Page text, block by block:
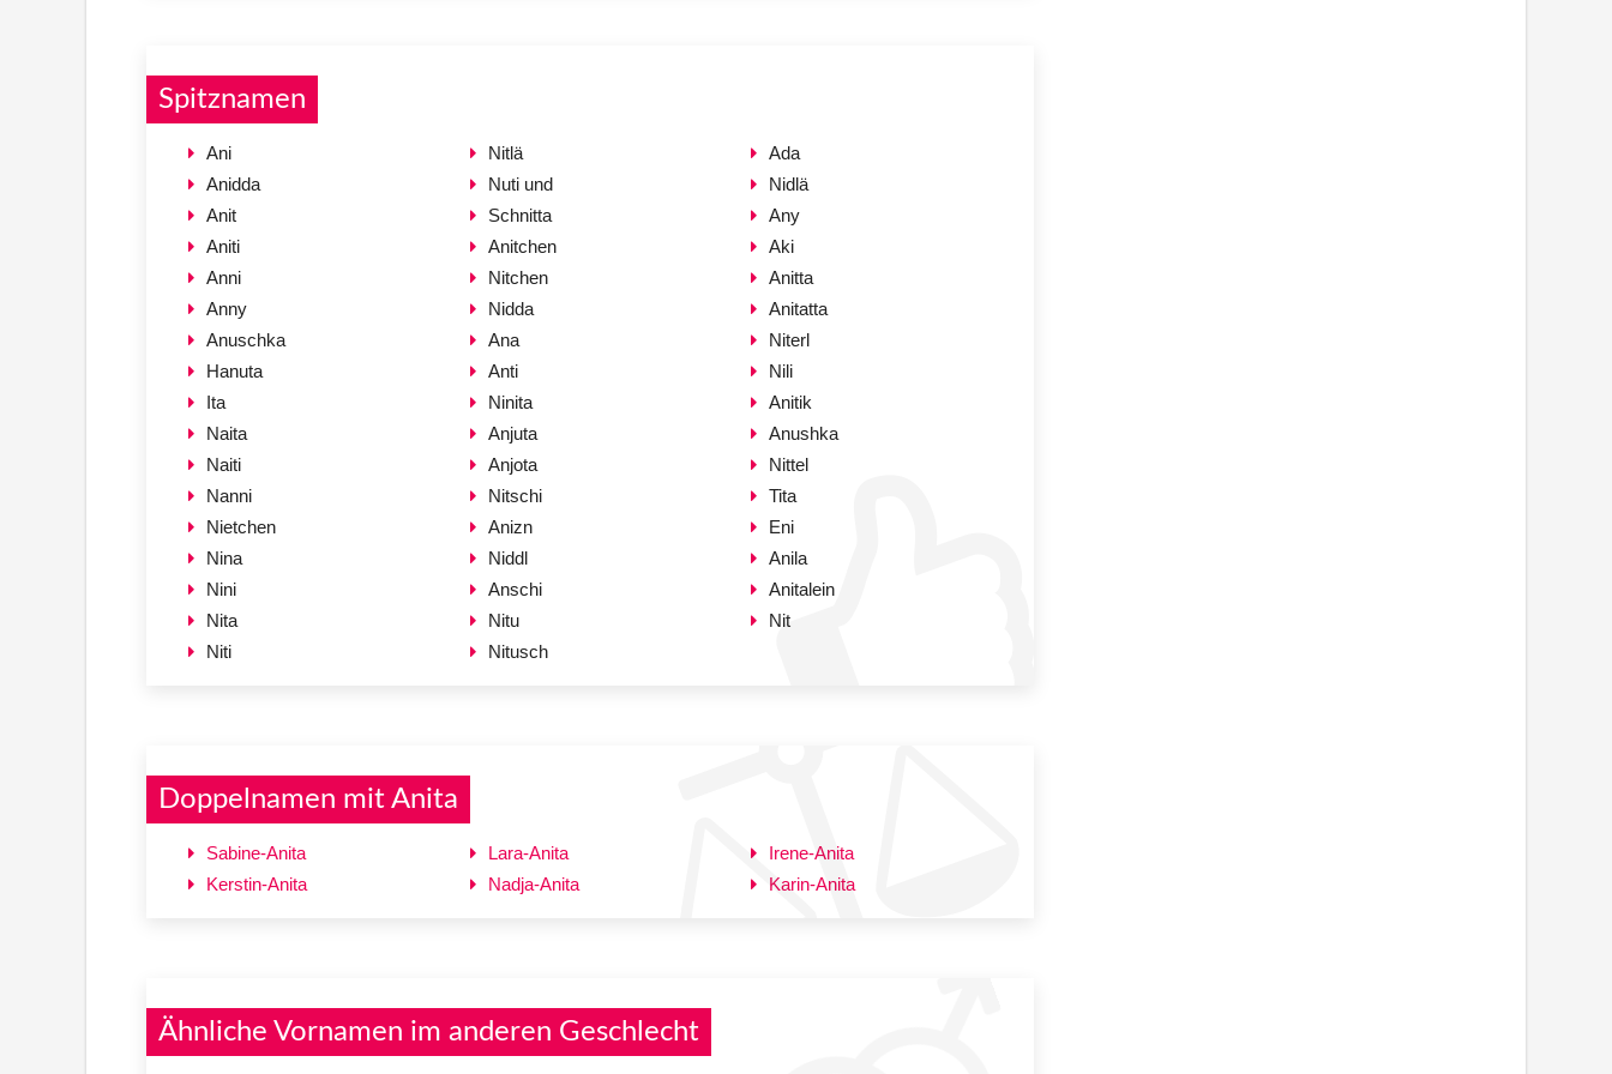
Spitznamen
Ani
Anidda
Anit
Aniti
Anni
Anny
Anuschka
Hanuta
Ita
Naita
Naiti
Nanni
Nietchen
Nina
Nini
Nita
Niti
Nitlä
Nuti und
Schnitta
Anitchen
Nitchen
Nidda
Ana
Anti
Ninita
Anjuta
Anjota
Nitschi
Anizn
Niddl
Anschi
Nitu
Nitusch
Ada
Nidlä
Any
Aki
Anitta
Anitatta
Niterl
Nili
Anitik
Anushka
Nittel
Tita
Eni
Anila
Anitalein
Nit
Doppelnamen mit Anita
Sabine-Anita
Kerstin-Anita
Lara-Anita
Nadja-Anita
Irene-Anita
Karin-Anita
Ähnliche Vornamen im anderen Geschlecht